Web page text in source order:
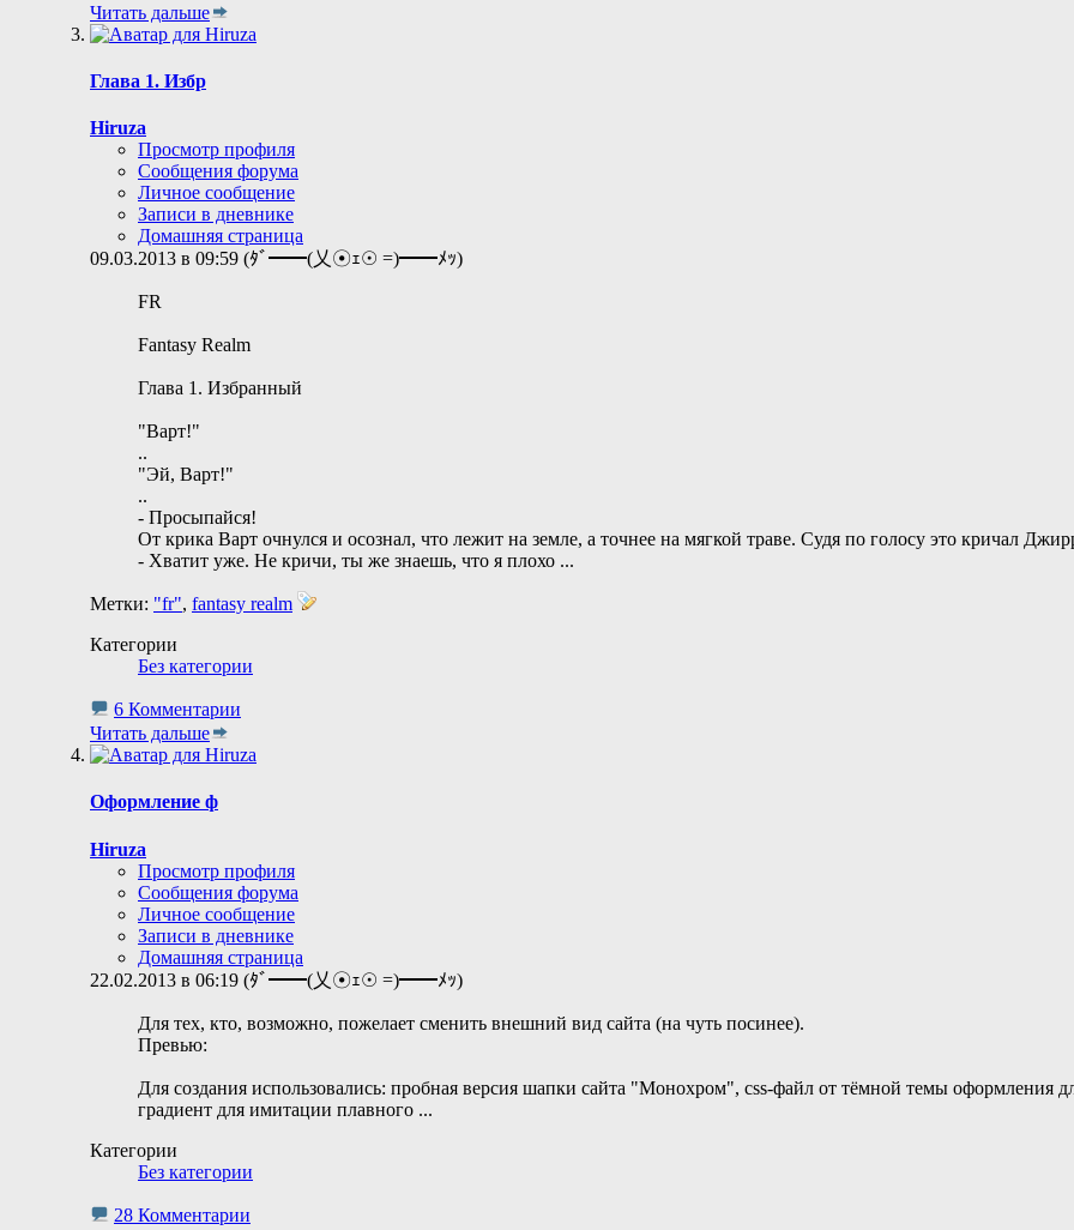
Читать дальше
Глава 1. Избр
Hiruza
Просмотр профиля
Сообщения форума
Личное сообщение
Записи в дневнике
Домашняя страница
09.03.2013 в 09:59 (ﾀﾞ━━(乂☉ｪ☉ =)━━ﾒｯ)
FR
Fantasy Realm
Глава 1. Избранный
"Варт!"
..
"Эй, Варт!"
..
- Просыпайся!
От крика Варт очнулся и осознал, что лежит на земле, а точнее на мягкой траве. Судя по голосу это кричал
- Хватит уже. Не кричи, ты же знаешь, что я плохо ...
Метки: "fr", fantasy realm
Категории
Без категории
6 Комментарии
Читать дальше
Оформление ф
Hiruza
Просмотр профиля
Сообщения форума
Личное сообщение
Записи в дневнике
Домашняя страница
22.02.2013 в 06:19 (ﾀﾞ━━(乂☉ｪ☉ =)━━ﾒｯ)
Для тех, кто, возможно, пожелает сменить внешний вид сайта (на чуть посинее).
Превью:
Для создания использовались: пробная версия шапки сайта "Монохром", css-файл от тёмной темы
градиент для имитации плавного ...
Категории
Без категории
28 Комментарии